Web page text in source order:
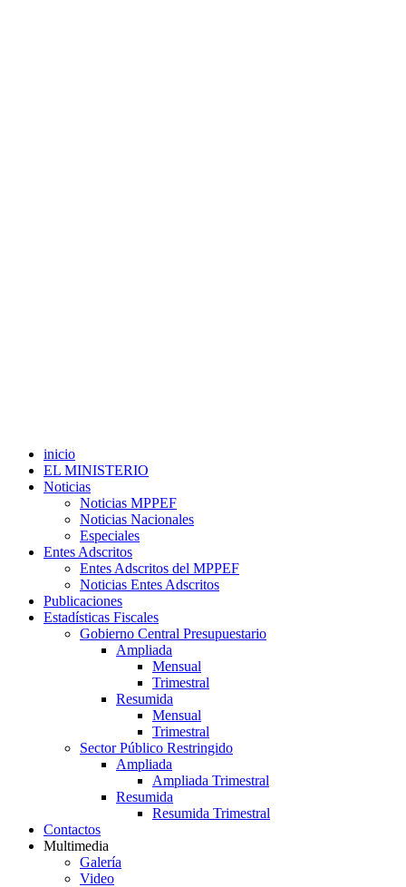
inicio
EL MINISTERIO
Noticias
Noticias MPPEF
Noticias Nacionales
Especiales
Entes Adscritos
Entes Adscritos del MPPEF
Noticias Entes Adscritos
Publicaciones
Estadísticas Fiscales
Gobierno Central Presupuestario
Ampliada
Mensual
Trimestral
Resumida
Mensual
Trimestral
Sector Público Restringido
Ampliada
Ampliada Trimestral
Resumida
Resumida Trimestral
Contactos
Multimedia
Galería
Video